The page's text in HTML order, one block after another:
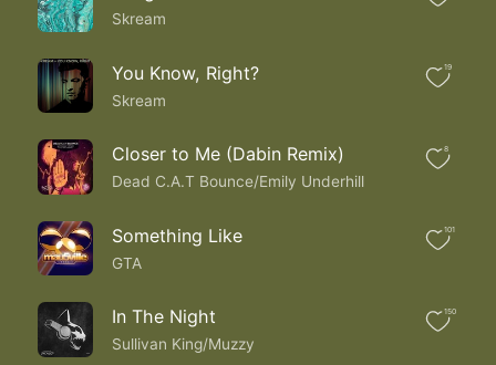
Skream
You Know, Right?
Skream
19
Closer to Me (Dabin Remix)
Dead C.A.T Bounce/Emily Underhill
8
Something Like
GTA
101
In The Night
Sullivan King/Muzzy
150